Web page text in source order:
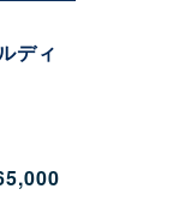
ディ